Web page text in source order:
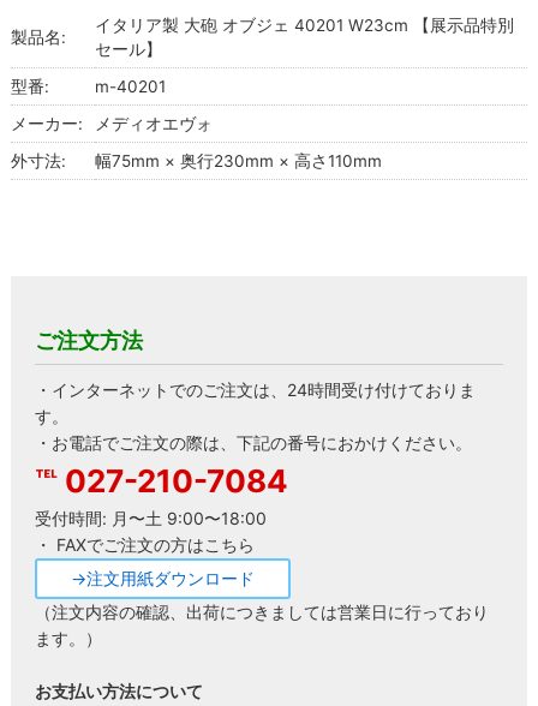
製品名:
イタリア製 大砲 オブジェ 40201 W23cm 【展示品特別
セール】
型番:
m-40201
メーカー:
メディオエヴォ
外寸法:
幅75mm × 奥行230mm × 高さ110mm
ご注文方法
・インターネットでのご注文は、24時間受け付けておりま
す。
・お電話でご注文の際は、下記の番号におかけください。
027-210-7084
受付時間: 月〜土 9:00〜18:00
・ FAXでご注文の方はこちら
→注文用紙ダウンロード
（注文内容の確認、出荷につきましては営業日に行っており
ます。）
お支払い方法について